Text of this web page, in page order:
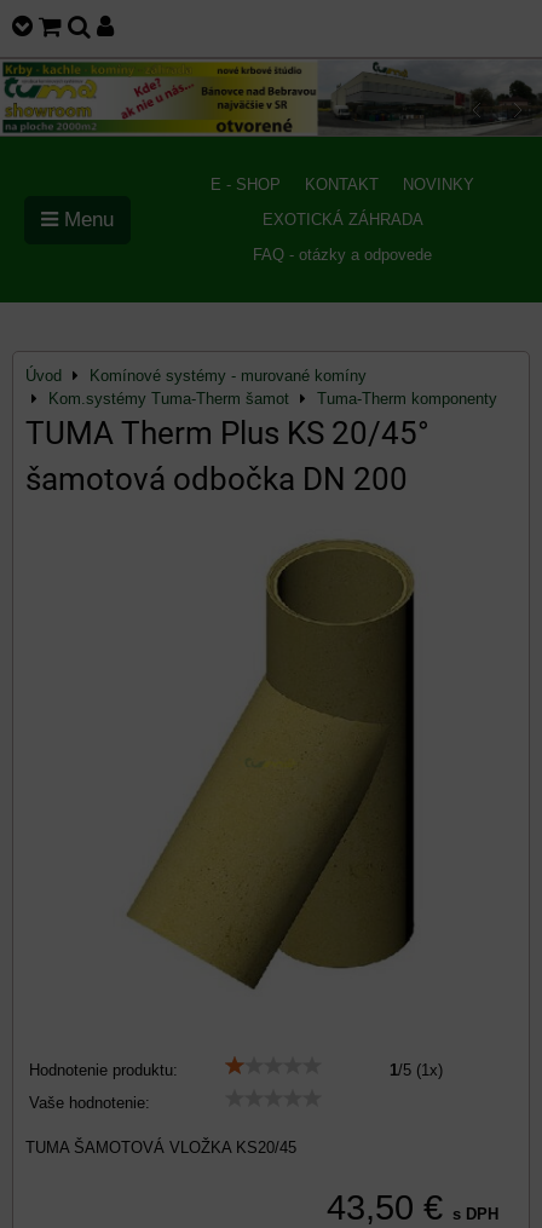
E - SHOP KONTAKT
NOVINKY
EXOTICKÁ ZÁHRADA
FAQ - otázky a odpovede
Menu
Úvod
Komínové systémy - murované komíny
Kom.systémy Tuma-Therm šamot
Tuma-Therm komponenty
TUMA Therm Plus KS 20/45°
šamotová odbočka DN 200
Hodnotenie produktu: 1/5 (1x)
Vaše hodnotenie:
TUMA ŠAMOTOVÁ VLOŽKA KS20/45
43,50 € s DPH